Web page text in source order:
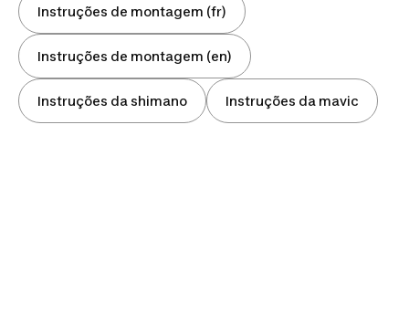
Instruções de montagem (fr)
Instruções de montagem (en)
Instruções da shimano Instruções da mavic